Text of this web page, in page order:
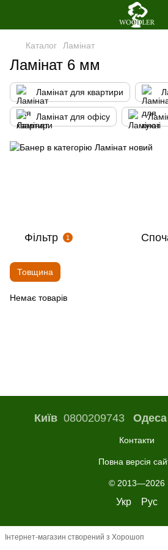
Каталог Ламінат
Ламiнат 6 мм
Ламінат для квартири
Ламінат для офісу
Фільтр 1
Товщина
Немає товарів
Київ0800209743 Одеса
Контакти
Повна версія
© 2013—2026
Укр Рус
Інтернет-магазин створений з Хорошоп